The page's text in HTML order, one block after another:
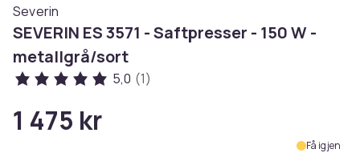
Severin
SEVERIN ES 3571 - Saftpresser - 150 W -
metallgrå/sort
5,0 (1)
1 475 kr
Få igjen